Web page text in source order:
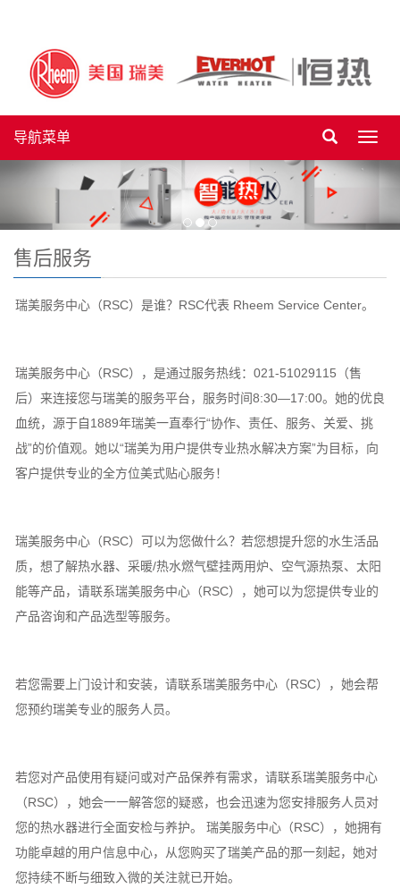
导航菜单
售后服务
瑞美服务中心（RSC）是谁？RSC代表 Rheem Service Center。
瑞美服务中心（RSC），是通过服务热线：021-51029115（售
后）来连接您与瑞美的服务平台，服务时间8:30—17:00。她的优良
血统，源于自1889年瑞美一直奉行“协作、责任、服务、关爱、挑
战”的价值观。她以“瑞美为用户提供专业热水解决方案”为目标，向
客户提供专业的全方位美式贴心服务！
瑞美服务中心（RSC）可以为您做什么？若您想提升您的水生活品
质，想了解热水器、采暖/热水燃气壁挂两用炉、空气源热泵、太阳
能等产品，请联系瑞美服务中心（RSC），她可以为您提供专业的
产品咨询和产品选型等服务。
若您需要上门设计和安装，请联系瑞美服务中心（RSC），她会帮
您预约瑞美专业的服务人员。
若您对产品使用有疑问或对产品保养有需求，请联系瑞美服务中心
（RSC），她会一一解答您的疑惑，也会迅速为您安排服务人员对
您的热水器进行全面安检与养护。 瑞美服务中心（RSC），她拥有
功能卓越的用户信息中心，从您购买了瑞美产品的那一刻起，她对
您持续不断与细致入微的关注就已开始。